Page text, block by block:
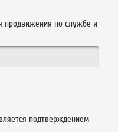
продвижения по службе и
подтверждением